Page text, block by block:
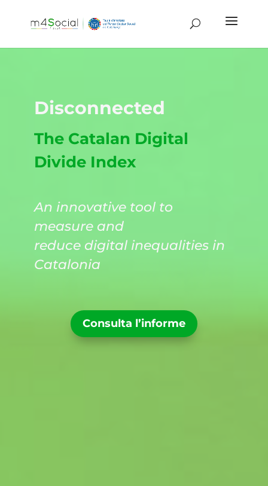
Disconnected
The Catalan Digital
Divide Index
An innovative tool to
measure and
reduce digital inequalities in
Catalonia
Consulta l’informe